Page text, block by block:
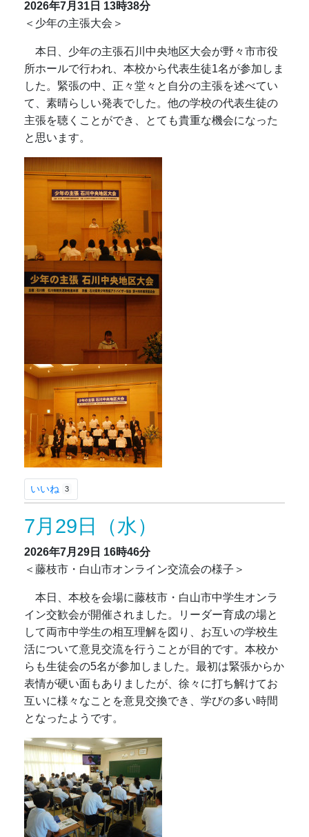
2026年7月31日 13時38分
＜少年の主張大会＞
本日、少年の主張石川中央地区大会が野々市市役
所ホールで行われ、本校から代表生徒1名が参加しま
した。緊張の中、正々堂々と自分の主張を述べてい
て、素晴らしい発表でした。他の学校の代表生徒の
主張を聴くことができ、とても貴重な機会になった
と思います。
いいね 3
7月29日（水）
2026年7月29日 16時46分
＜藤枝市・白山市オンライン交流会の様子＞
本日、本校を会場に藤枝市・白山市中学生オンラ
イン交歓会が開催されました。リーダー育成の場と
して両市中学生の相互理解を図り、お互いの学校生
活について意見交流を行うことが目的です。本校か
らも生徒会の5名が参加しました。最初は緊張からか
表情が硬い面もありましたが、徐々に打ち解けてお
互いに様々なことを意見交換でき、学びの多い時間
となったようです。